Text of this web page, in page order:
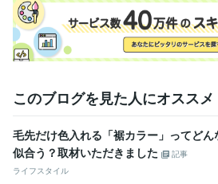
窪田理容美容専門学校 2004年3月 ~
このブログを見た人にオススメ
毛先だけ色入れる「裾カラー」ってどん
似合う？取材いただきました
記事
ライフスタイル